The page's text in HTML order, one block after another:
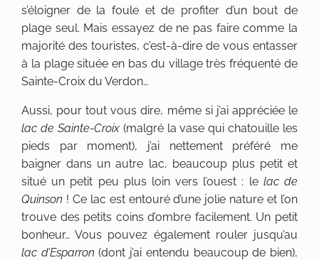
s’éloigner de la foule et de profiter d’un bout de
plage seul. Mais essayez de ne pas faire comme la
majorité des touristes, c’est-à-dire de vous entasser
à la plage située en bas du village très fréquenté de
Sainte-Croix du Verdon…
Aussi, pour tout vous dire, même si j’ai appréciée le
lac de Sainte-Croix(malgré la vase qui chatouille les
pieds par moment), j’ai nettement préféré me
baigner dans un autre lac, beaucoup plus petit et
situé un petit peu plus loin vers l’ouest : le lac de
Quinson ! Ce lac est entouré d’une jolie nature et l’on
trouve des petits coins d’ombre facilement. Un petit
bonheur… Vous pouvez également rouler jusqu’au
lac d’Esparron (dont j’ai entendu beaucoup de bien),